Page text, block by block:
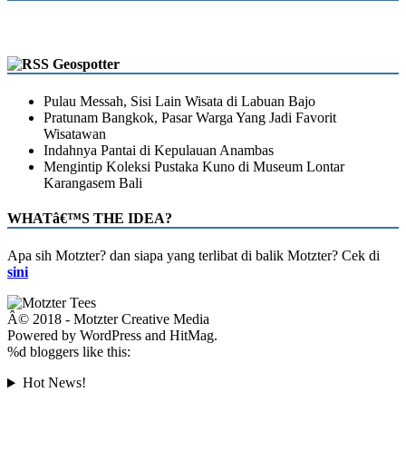
Geospotter
Pulau Messah, Sisi Lain Wisata di Labuan Bajo
Pratunam Bangkok, Pasar Warga Yang Jadi Favorit
Wisatawan
Indahnya Pantai di Kepulauan Anambas
Mengintip Koleksi Pustaka Kuno di Museum Lontar
Karangasem Bali
WHATâ€™S THE IDEA?
Apa sih Motzter? dan siapa yang terlibat di balik Motzter? Cek di
sini
Â© 2018 - Motzter Creative Media
Powered by WordPress and HitMag.
%d bloggers like this:
Hot News!